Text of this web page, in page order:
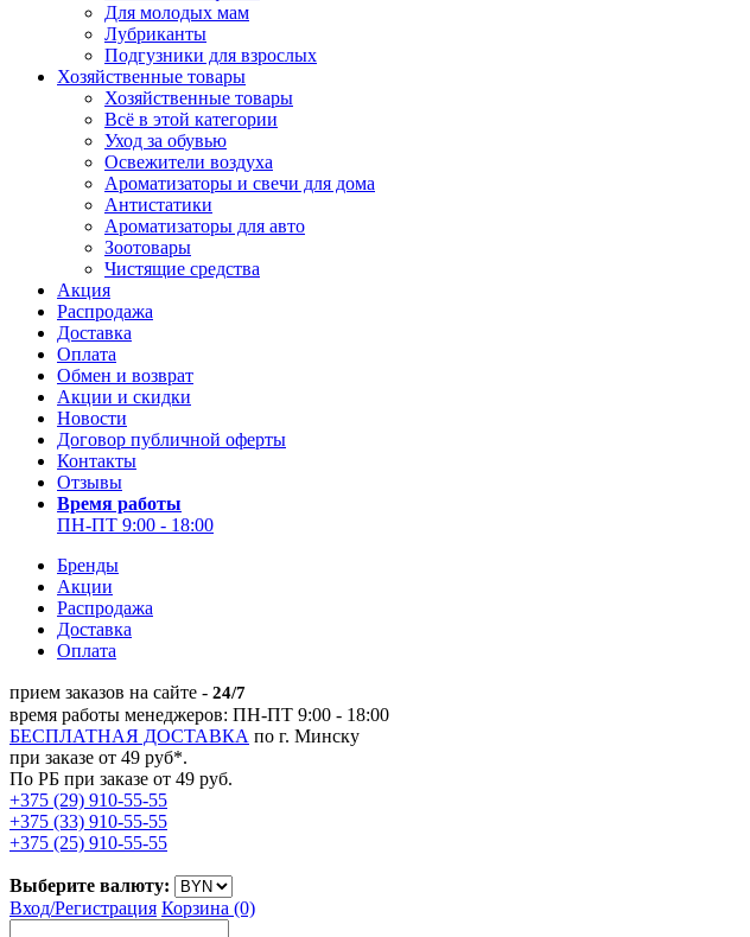
Для молодых мам
Лубриканты
Подгузники для взрослых
Хозяйственные товары
Хозяйственные товары
Всё в этой категории
Уход за обувью
Освежители воздуха
Ароматизаторы и свечи для дома
Антистатики
Ароматизаторы для авто
Зоотовары
Чистящие средства
Акция
Распродажа
Доставка
Оплата
Обмен и возврат
Акции и скидки
Новости
Договор публичной оферты
Контакты
Отзывы
Время работы
ПН-ПТ 9:00 - 18:00
Бренды
Акции
Распродажа
Доставка
Оплата
прием заказов на сайте - 24/7
время работы менеджеров: ПН-ПТ 9:00 - 18:00
БЕСПЛАТНАЯ ДОСТАВКА по г. Минску
при заказе от 49 руб*.
По РБ при заказе от 49 руб.
+375 (29) 910-55-55
+375 (33) 910-55-55
+375 (25) 910-55-55
Выберите валюту:
Вход/Регистрация Корзина (0)